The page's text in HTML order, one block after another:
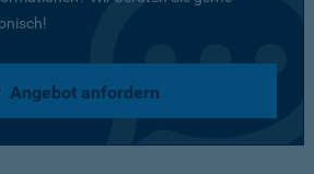
Angebot anfordern